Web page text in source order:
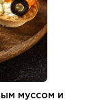
муссом и